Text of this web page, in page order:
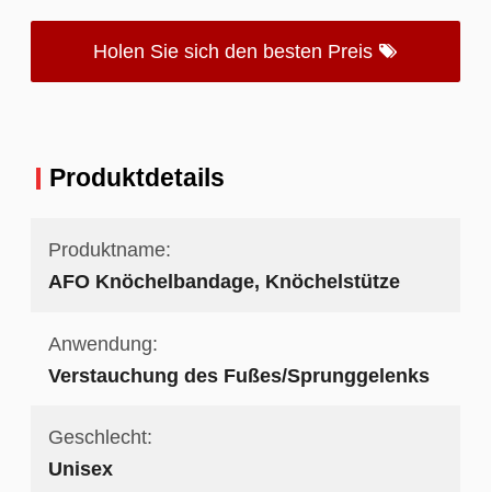
Holen Sie sich den besten Preis
Produktdetails
Produktname:
AFO Knöchelbandage, Knöchelstütze
Anwendung:
Verstauchung des Fußes/Sprunggelenks
Geschlecht:
Unisex